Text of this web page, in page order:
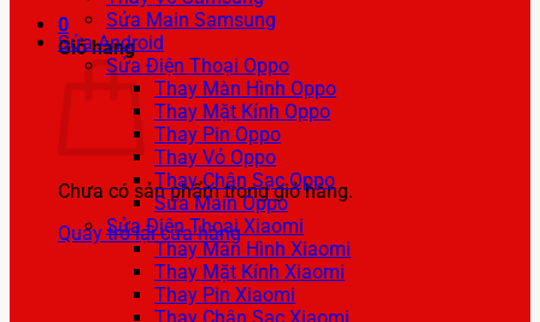
0
Giỏ hàng
Chưa có sản phẩm trong giỏ hàng.
Quay trở lại cửa hàng
Sửa Main Samsung
Sửa Android
Sửa Điện Thoại Oppo
Thay Màn Hình Oppo
Thay Mặt Kính Oppo
Thay Pin Oppo
Thay Vỏ Oppo
Thay Chân Sạc Oppo
Sửa Main Oppo
Sửa Điện Thoại Xiaomi
Thay Màn Hình Xiaomi
Thay Mặt Kính Xiaomi
Thay Pin Xiaomi